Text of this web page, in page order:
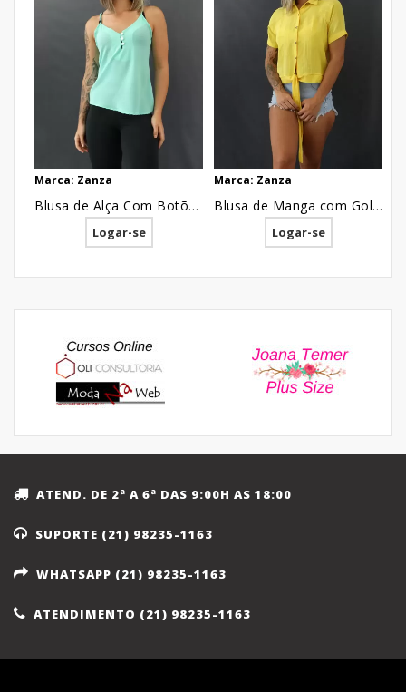
Marca: Zanza
Blusa de Alça Com Botões em Crepe Verde [2009203]
Logar-se
Marca: Zanza
Blusa de Manga com Gola e Botões Detalhe Listras em Crepe Amarelo [2102011]
Logar-se
ATEND. DE 2ª A 6ª DAS 9:00H AS 18:00
SUPORTE (21) 98235-1163
WHATSAPP (21) 98235-1163
ATENDIMENTO (21) 98235-1163